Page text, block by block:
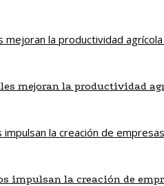
mejoran la productividad
impulsan la creación de